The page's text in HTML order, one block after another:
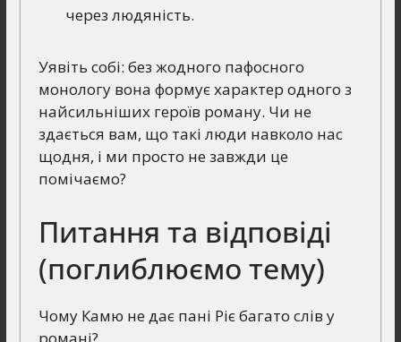
через людяність.
Уявіть собі: без жодного пафосного
монологу вона формує характер одного з
найсильніших героїв роману. Чи не
здається вам, що такі люди навколо нас
щодня, і ми просто не завжди це
помічаємо?
Питання та відповіді
(поглиблюємо тему)
Чому Камю не дає пані Ріє багато слів у